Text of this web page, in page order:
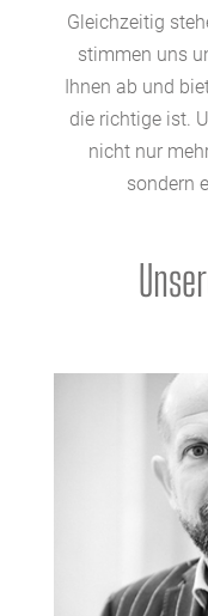
Gleichzeitig
stimmen uns
Ihnen ab und
die richtige ist.
nicht nur
sondern